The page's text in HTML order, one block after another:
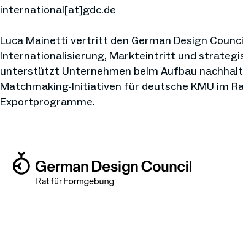
international[at]gdc.de
Luca Mainetti vertritt den German Design
Internationalisierung, Markteintritt und
unterstützt Unternehmen beim Aufbau
Matchmaking-Initiativen für deutsche KMU im
Exportprogramme.